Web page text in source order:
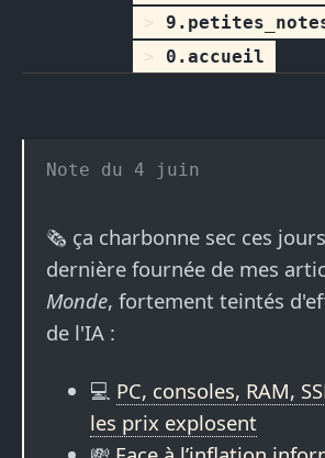
0.accueil
🗞️ ça charbonne sec ces
dernière fournée de mes
Monde, fortement teintés
de l'IA :
💻 PC, consoles, RAM,
les prix explosent
4 juin